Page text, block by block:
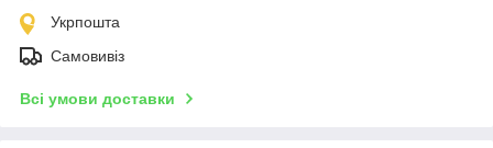
Укрпошта
Самовивіз
Всі умови доставки